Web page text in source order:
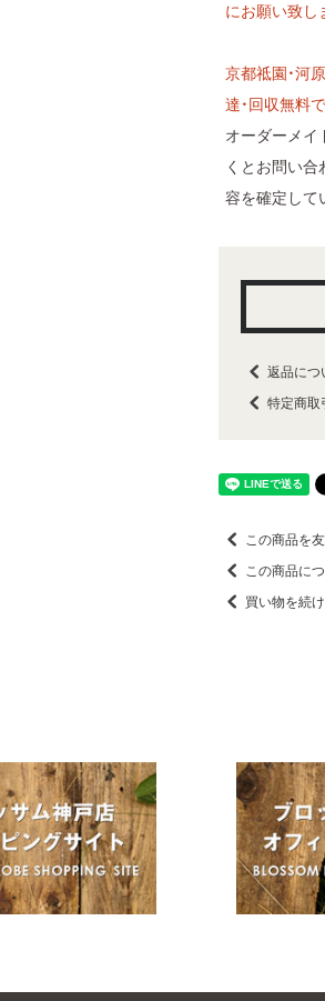
にお願い致し
京都祗園・河
達・回収無料で
オーダーメイ
くとお問い合
容を確定して
返品につ
特定商取
この商品を
この商品に
買い物を続